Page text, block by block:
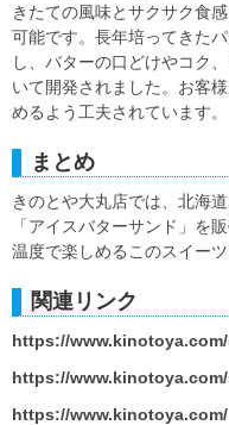
きたての風味とサクサク食
可能です。長年培ってきた
し、バターの口どけやコク
いて開発されました。お客
めるよう工夫されています。
まとめ
きのとや大丸店では、北海
「アイスバターサンド」を
温度で楽しめるこのスイー
関連リンク
https://
https://
https://www.kinotoya.com/